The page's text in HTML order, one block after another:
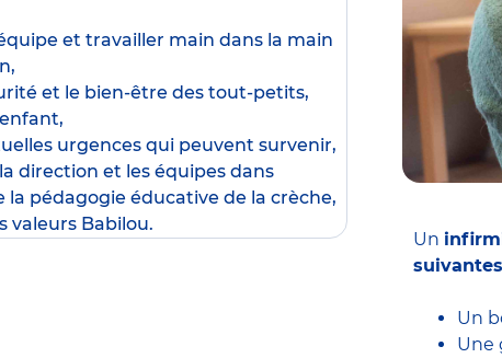
et travailler main dans la main
et le bien-être des tout-petits,
urgences qui peuvent survenir,
direction et les équipes dans
la pédagogie éducative de la crèche,
valeurs Babilou.
Un
Un
Une